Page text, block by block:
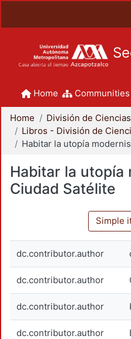
Home
Home
Habitar la utopía
Ciudad Satélite
Simple
dc.contributor.author
dc.contributor.author
dc.contributor.author
dc.contributor.author